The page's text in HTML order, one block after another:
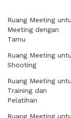
Ruang Meeting
Meeting dengan
Tamu
Ruang Meeting
Shooting
Ruang Meeting
Training dan
Pelatihan
Ruang Meeting